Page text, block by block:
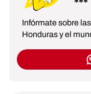
Infórmate sobre
Honduras y el